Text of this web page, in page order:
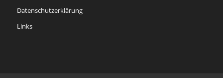
Datenschutzerklärung
Links